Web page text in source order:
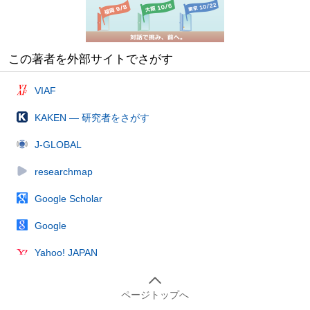
この著者を外部サイトでさがす
VIAF
KAKEN — 研究者をさがす
J-GLOBAL
researchmap
Google Scholar
Google
Yahoo! JAPAN
ページトップへ